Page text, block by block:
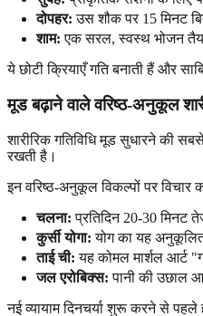
दोपहर: उस शौक पर 15 मिनट
शाम: एक सरल, स्वस्थ भोजन
ये छोटी क्रियाएँ गति बनाती हैं और
मूड बढ़ाने वाले वरिष्ठ-अनुकूल
शारीरिक गतिविधि मूड सुधारने की
रखती है।
इन वरिष्ठ-अनुकूल विकल्पों पर विचार
चलना: प्रतिदिन 20-30 मिनट
कुर्सी योगा: योग का यह
ताई ची: यह कोमल मार्शल आर्ट
जल एरोबिक्स: पानी की उछाल
नई व्यायाम दिनचर्या शुरू करने से पहले